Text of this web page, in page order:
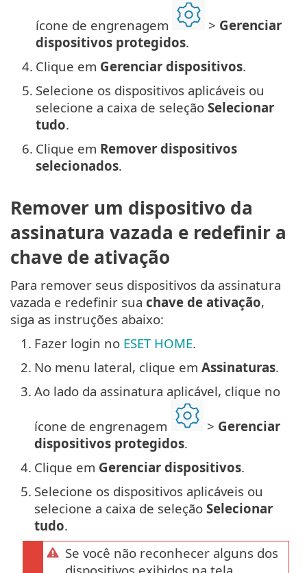
ícone de engrenagem > Gerenciar
dispositivos protegidos.
4. Clique em Gerenciar dispositivos.
5. Selecione os dispositivos aplicáveis ou
selecione a caixa de seleção Selecionar
tudo.
6. Clique em Remover dispositivos
selecionados.
Remover um dispositivo da
assinatura vazada e redefinir a
chave de ativação
Para remover seus dispositivos da assinatura
vazada e redefinir sua chave de ativação,
siga as instruções abaixo:
1. Fazer login no ESET HOME.
2. No menu lateral, clique em Assinaturas.
3. Ao lado da assinatura aplicável, clique no
ícone de engrenagem > Gerenciar
dispositivos protegidos.
4. Clique em Gerenciar dispositivos.
5. Selecione os dispositivos aplicáveis ou
selecione a caixa de seleção Selecionar
tudo.
Se você não reconhecer alguns dos